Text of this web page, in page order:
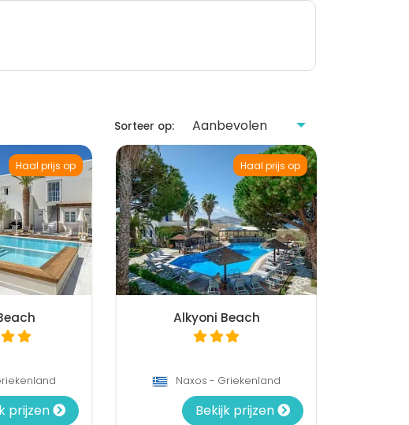
Sorteer op:
Haal prijs op
prijzen
Haal prijs op
Alkyoni Beach
Naxos - Griekenland
Bekijk prijzen